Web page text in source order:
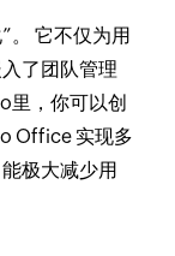
。 它不仅为用
了团队管理
里，你可以创
Office 实现多
极大减少用